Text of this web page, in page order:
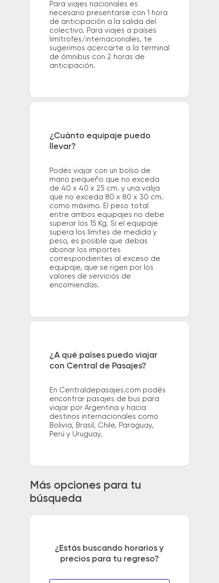
Para viajes nacionales es
necesario presentarse con 1 hora
de anticipación a la salida del
colectivo. Para viajes a países
limítrofes/internacionales, te
sugerimos acercarte a la terminal
de ómnibus con 2 horas de
anticipación.
¿Cuánto equipaje puedo
llevar?
Podés viajar con un bolso de
mano pequeño que no exceda
de 40 x 40 x 25 cm. y una valija
que no exceda 80 x 80 x 30 cm.
como máximo. El peso total
entre ambos equipajes no debe
superar los 15 Kg. Si el equipaje
supera los límites de medida y
peso, es posible que debas
abonar los importes
correspondientes al exceso de
equipaje, que se rigen por los
valores de servicios de
encomiendas.
¿A qué países puedo viajar
con Central de Pasajes?
En Centraldepasajes.com podés
encontrar pasajes de bus para
viajar por Argentina y hacia
destinos internacionales como
Bolivia, Brasil, Chile, Paraguay,
Perú y Uruguay.
Más opciones para tu
búsqueda
¿Estás buscando horarios y
precios para tu regreso?